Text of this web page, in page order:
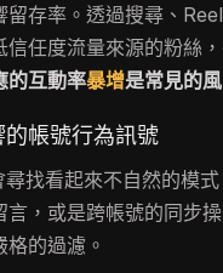
存率。透過搜尋、
信任度流量來源的粉絲
的互動率暴增是常見的
帳號行為訊號
找看起來不自然的模
言，或是跨帳號的同步
的過濾。